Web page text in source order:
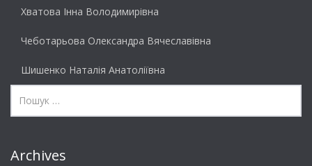
Хватова Інна Володимирівна
Чеботарьова Олександра Вячеславівна
Шишенко Наталія Анатоліївна
Archives